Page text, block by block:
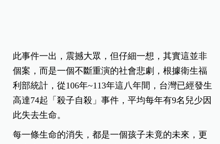
此事件一出，震撼大眾，但仔細一想，其實這並非
個案，而是一個不斷重演的社會悲劇，根據衛生福
利部統計，從106年~113年這八年間，台灣已經發生
高達74起「殺子自殺」事件，平均每年有9名兒少因
此失去生命。
每一條生命的消失，都是一個孩子未竟的未來，更